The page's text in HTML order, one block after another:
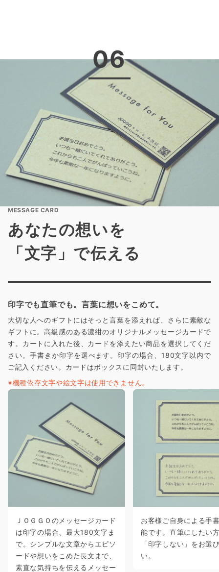
06
MESSAGE CARD
あなたの想いを
「文字」で伝える
印字でも直筆でも。言葉に想いをこめて。
大切な人へのギフトにはそっと言葉を添えれば、さらに素敵な
ギフトに。高級感のある濃紺のオリジナルメッセージカードで
す。カートに入れた後、カードを添えたい商品を選択してくだ
さい。手書きか印字を選べます。印字の場合、180文字以内で
ご記入ください。カードはボックスに同封いたします。
※機種依存文字や絵文字は使用できません。
ＪＯＧＧＯのメッセージカード
は印字の場合、最大180文字ま
で。シンプルな文章からエピソ
ードや想いをこめた長文まで、
素直な気持ちを伝えるメッセー
お客様ご自身による手
能です。直筆にしたい
「印字しない」をお選
い。